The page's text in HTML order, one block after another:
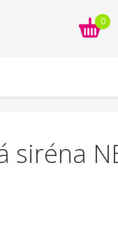
0
siréna